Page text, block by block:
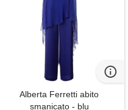
Alberta Ferretti abito
smanicato - blu